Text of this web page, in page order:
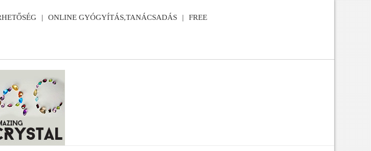
ONLINE GYÓGYÍTÁS,TANÁCSADÁS FREE